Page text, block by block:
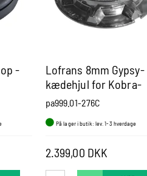
-
Lofrans 8mm Gypsy-
kædehjul for Kobra-
Caymann-Tigres-Royal
pa999.01-276C
På lager i butik: lev. 1-3 hverdage
2.399,00 DKK